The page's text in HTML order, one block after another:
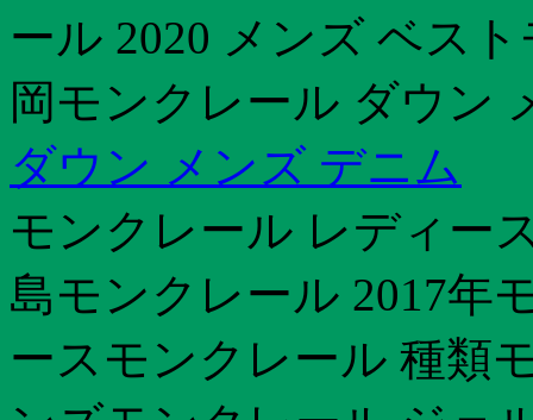
ール 2020 メンズ ベス
岡モンクレール ダウン
ダウン メンズ デニム
モンクレール レディー
島モンクレール 2017年
ースモンクレール 種類